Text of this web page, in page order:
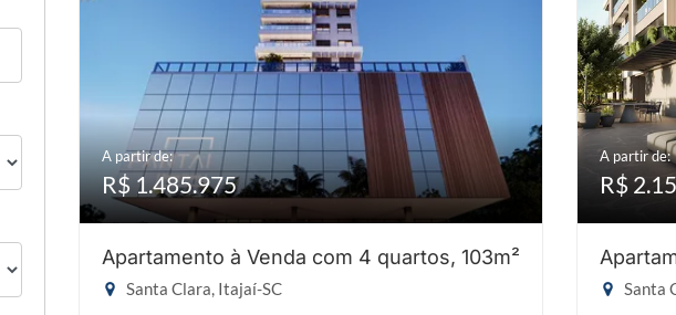
A partir de:
R$ 1.485.975
Apartamento à Venda com 4 quartos, 103m²
Santa Clara, Itajaí-SC
A partir de:
R$
Santa